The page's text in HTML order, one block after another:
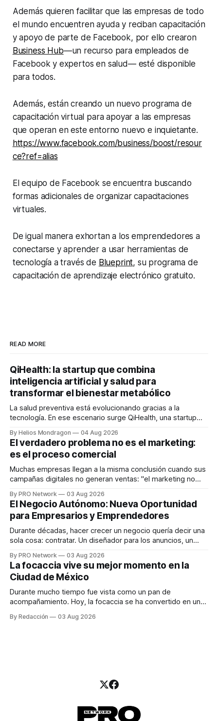
Además quieren facilitar que las empresas de todo
el mundo encuentren ayuda y reciban capacitación
y apoyo de parte de Facebook, por ello crearon
Business Hub—un recurso para empleados de
Facebook y expertos en salud— esté disponible
para todos.
Además, están creando un nuevo programa de
capacitación virtual para apoyar a las empresas
que operan en este entorno nuevo e inquietante.
https://www.facebook.com/business/boost/resour
ce?ref=alias
El equipo de Facebook se encuentra buscando
formas adicionales de organizar capacitaciones
virtuales.
De igual manera exhortan a los emprendedores a
conectarse y aprender a usar herramientas de
tecnología a través de Blueprint, su programa de
capacitación de aprendizaje electrónico gratuito.
READ MORE
QiHealth: la startup que combina
inteligencia artificial y salud para
transformar el bienestar metabólico
La salud preventiva está evolucionando gracias a la
tecnología. En ese escenario surge QiHealth, una startup
dispositivos inteligentes, inteligencia artificial y monitoreo
en tiempo real para ayudar a las personas a tomar mejores
decisiones sobre su salud metabólica. Su propuesta busca
responder
By Helios Mondragon 04 Aug 2026
El verdadero problema no es el marketing:
es el proceso comercial
Muchas empresas llegan a la misma conclusión cuando sus
campañas digitales no generan ventas: "el marketing no
INTERIUS, el problema suele estar en otro lugar. Durante
una entrevista para el podcast SER PRO, el especialista en
marketing digital explicó que
By PRO Network 03 Aug 2026
El Negocio Autónomo: Nueva Oportunidad
para Empresarios y Emprendedores
Durante décadas, hacer crecer un negocio quería decir una
sola cosa: contratar. Un diseñador para los anuncios, un
para los textos, alguien que supiera de publicidad digital
para encontrar prospectos, un vendedor para atender
llamadas y mensajes, y —con suerte— una persona
By PRO Network 03 Aug 2026
La focaccia vive su mejor momento en la
Ciudad de México
Durante mucho tiempo fue vista como un pan de
acompañamiento. Hoy, la focaccia se ha convertido en uno
artesanal, ingredientes de calidad y experiencias que
By Redacción 03 Aug 2026